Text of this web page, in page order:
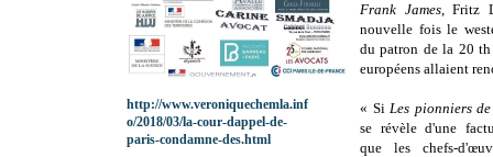
Frank James, Fritz
nouvelle fois le
du patron de la 20 th
européens allaient
« SiLes pionniers
se révèle d'une
que les chefs-
http://www.veroniquechemla.inf
o/2018/03/la-cour-dappel-de-
paris-condamne-des.html